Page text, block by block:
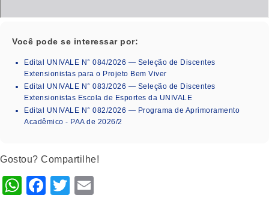
Você pode se interessar por:
Edital UNIVALE N° 084/2026 — Seleção de Discentes
Extensionistas para o Projeto Bem Viver
Edital UNIVALE N° 083/2026 — Seleção de Discentes
Extensionistas Escola de Esportes da UNIVALE
Edital UNIVALE N° 082/2026 — Programa de Aprimoramento
Acadêmico - PAA de 2026/2
Gostou? Compartilhe!
WhatsApp
Facebook
Twitter